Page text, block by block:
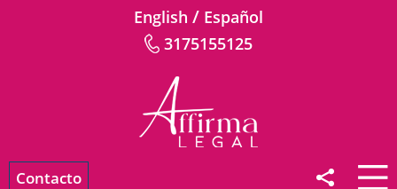
English / Español
3175155125
Contacto